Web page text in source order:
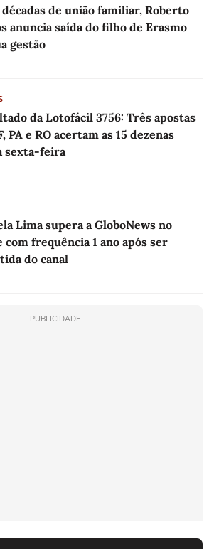
décadas de união familiar, Roberto
anuncia saída do filho de Erasmo
gestão
da Lotofácil 3756: Três apostas
PA e RO acertam as 15 dezenas
sexta-feira
Lima supera a GloboNews no
com frequência 1 ano após ser
do canal
PUBLICIDADE